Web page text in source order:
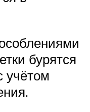
бурятся
учётом